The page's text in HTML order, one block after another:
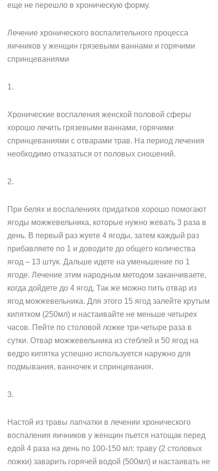
еще не перешло в хроническую форму.
Лечение хронического воспалительного процесса
яичников у женщин грязевыми ваннами и горячими
спринцеваниями
1.
Хронические воспаления женской половой сферы
хорошо лечить грязевыми ваннами, горячими
спринцеваниями с отварами трав. На период лечения
необходимо отказаться от половых сношений.
2.
При белях и воспалениях придатков хорошо помогают
ягоды можжевельника, которые нужно жевать 3 раза в
день. В первый раз жуете 4 ягоды, затем каждый раз
прибавляете по 1 и доводите до общего количества
ягод – 13 штук. Дальше идете на уменьшение по 1
ягоде. Лечение этим народным методом заканчиваете,
когда дойдете до 4 ягод. Так же можно пить отвар из
ягод можжевельника. Для этого 15 ягод залейте крутым
кипятком (250мл) и настаивайте не меньше четырех
часов. Пейте по столовой ложке три-четыре раза в
сутки. Отвар можжевельника из стеблей и 50 ягод на
ведро кипятка успешно используется наружно для
подмывания, ванночек и спринцевания.
3.
Настой из травы лапчатки в лечении хронического
воспаления яичников у женщин пьется натощак перед
едой 4 раза на день по 100-150 мл: траву (2 столовых
ложки) заварить горячей водой (500мл) и настаивать не